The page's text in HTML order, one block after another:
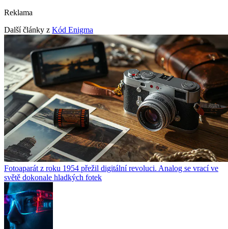
Reklama
Další články z Kód Enigma
Fotoaparát z roku 1954 přežil digitální revoluci. Analog se vrací ve
světě dokonale hladkých fotek